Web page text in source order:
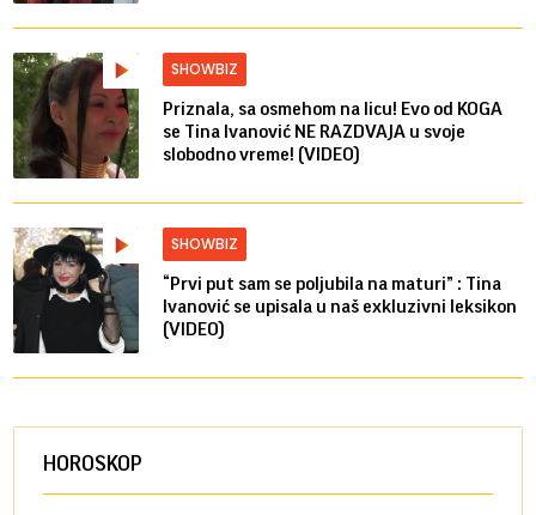
SHOWBIZ
Priznala, sa osmehom na licu! Evo od KOGA
se Tina Ivanović NE RAZDVAJA u svoje
slobodno vreme! (VIDEO)
SHOWBIZ
“Prvi put sam se poljubila na maturi” : Tina
Ivanović se upisala u naš exkluzivni leksikon
(VIDEO)
HOROSKOP